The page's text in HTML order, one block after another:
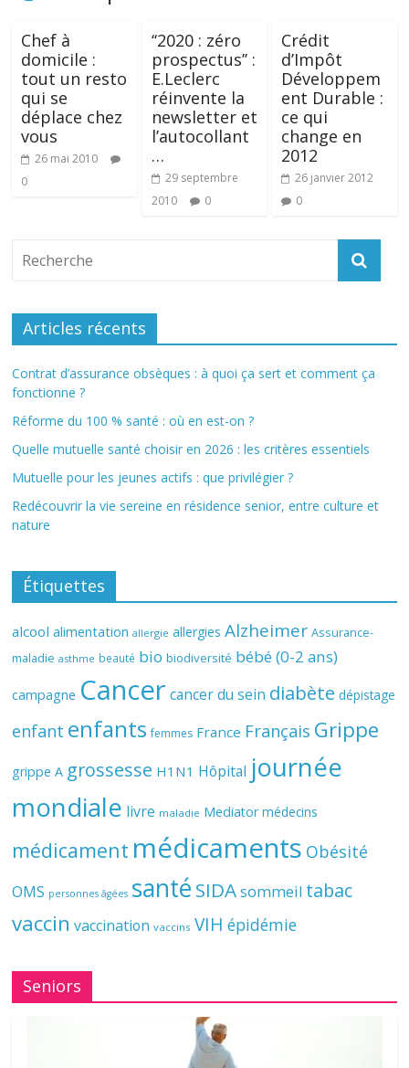
Chef à
domicile :
tout un resto
qui se
déplace chez
vous
26 mai 2010
0
‘‘2020 : zéro
prospectus’’ :
E.Leclerc
réinvente la
newsletter et
l’autocollant
…
29 septembre
2010
0
Crédit
d’Impôt
Développem
ent Durable :
ce qui
change en
2012
26 janvier 2012
0
Articles récents
Contrat d’assurance obsèques : à quoi ça sert et comment ça
fonctionne ?
Réforme du 100 % santé : où en est-on ?
Quelle mutuelle santé choisir en 2026 : les critères essentiels
Mutuelle pour les jeunes actifs : que privilégier ?
Redécouvrir la vie sereine en résidence senior, entre culture et
nature
Étiquettes
alcool alimentation allergie allergies Alzheimer Assurance-
maladie asthme beauté bio biodiversité bébé (0-2 ans)
campagne Cancer cancer du sein diabète dépistage
enfant enfants femmes France Français Grippe
grippe A grossesse H1N1 Hôpital journée
mondiale livre maladie Mediator médecins
médicament médicaments Obésité
OMS personnes âgées santé SIDAsommeil tabac
vaccin vaccination vaccins VIH épidémie
Seniors